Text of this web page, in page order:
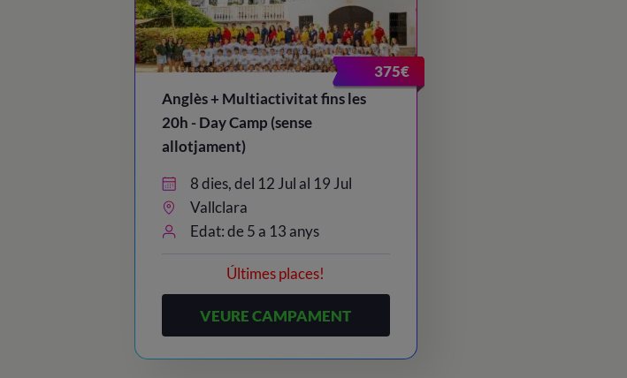
375€
Anglès + Multiactivitat fins les
20h - Day Camp (sense
allotjament)
8 dies, del 12 Jul al 19 Jul
Vallclara
Edat: de 5 a 13 anys
Últimes places!
VEURE CAMPAMENT